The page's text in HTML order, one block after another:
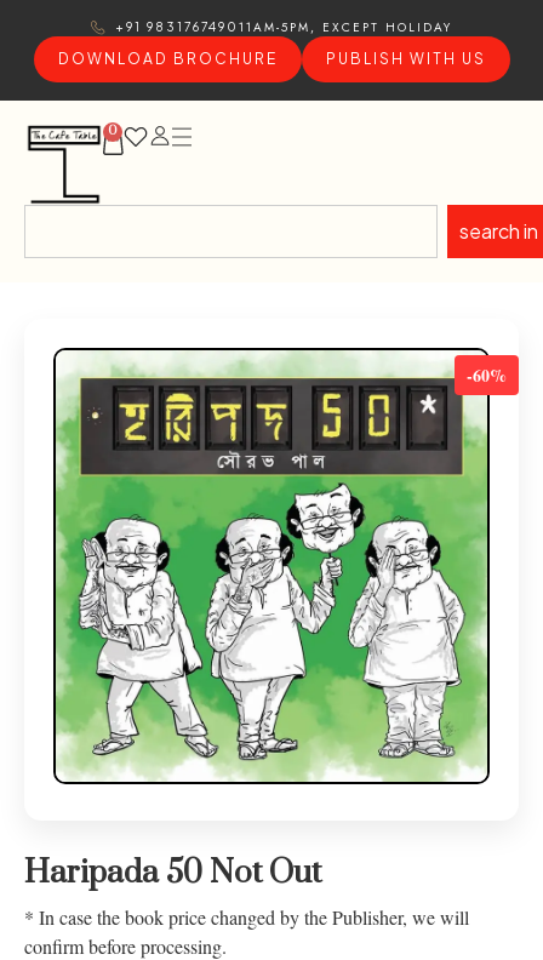
+91 9831767490 11AM-5PM, EXCEPT HOLIDAY
DOWNLOAD BROCHURE
PUBLISH WITH US
0
search in
-60%
Haripada 50 Not Out
* In case the book price changed by the Publisher, we will
confirm before processing.